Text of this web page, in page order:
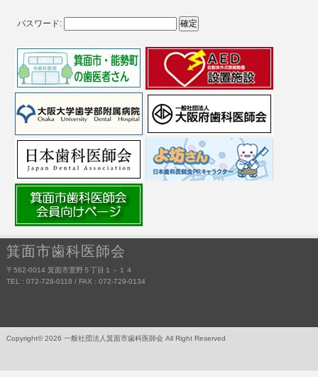
パスワード:
箕面市歯科医師会
〒562-0014 箕面市萱野５丁目１－１４
TEL : 072-728-0118 / FAX : 072-729-0134
Copyright© 2026 一般社団法人箕面市歯科医師会 All Right Reserved